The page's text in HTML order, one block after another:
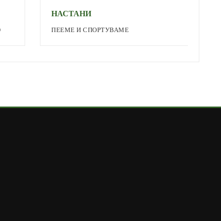
НАСТАНИ
ПЕЕМЕ И СПОРТУВАМЕ